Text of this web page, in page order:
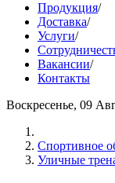
Продукция/
Доставка/
Услуги/
Вакансии/
Контакты
Воскресенье, 09
Спортивное
Уличные